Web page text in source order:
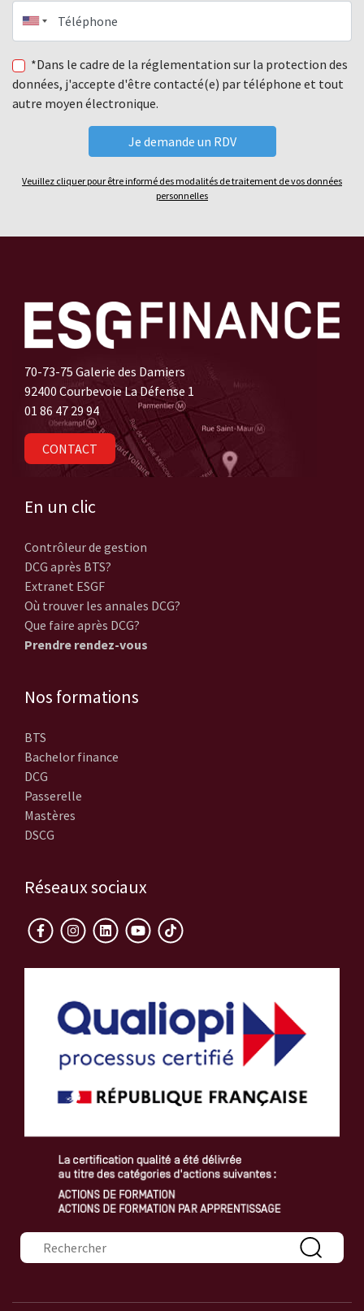
Téléphone
*Dans le cadre de la réglementation sur la protection des
données, j'accepte d'être contacté(e) par téléphone et tout
autre moyen électronique.
Veuillez cliquer pour être informé des modalités de traitement de vos données
personnelles
70-73-75 Galerie des Damiers
92400 Courbevoie La Défense 1
01 86 47 29 94
CONTACT
En un clic
Contrôleur de gestion
DCG après BTS?
Extranet ESGF
Où trouver les annales DCG?
Que faire après DCG?
Prendre rendez-vous
Nos formations
BTS
Bachelor finance
DCG
Passerelle
Mastères
DSCG
Réseaux sociaux
Formulaire de recherche